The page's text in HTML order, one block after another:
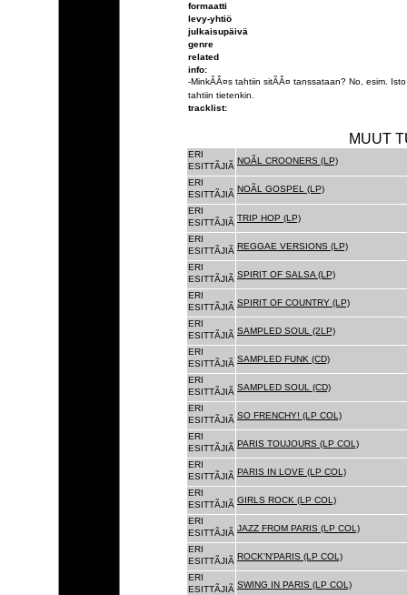
formaatti
levy-yhtiö
julkaisupäivä
genre
related
info:
-MinkÃÂ¤s tahtiin sitÃÂ¤ tanssataan? No, esim.
tahtiin tietenkin.
tracklist:
MUUT
ERI
ESITTÃJIÃ
NOÃL CROONERS (LP)
ERI
ESITTÃJIÃ
NOÃL GOSPEL (LP)
ERI
ESITTÃJIÃ TRIP HOP (LP)
ERI
ESITTÃJIÃ REGGAE VERSIONS (LP)
ERI
ESITTÃJIÃ SPIRIT OF SALSA (LP)
ERI
ESITTÃJIÃ SPIRIT OF COUNTRY (LP)
ERI
ESITTÃJIÃ SAMPLED SOUL (2LP)
ERI
ESITTÃJIÃ SAMPLED FUNK (CD)
ERI
ESITTÃJIÃ SAMPLED SOUL (CD)
ERI
ESITTÃJIÃ SO FRENCHY! (LP COL)
ERI
ESITTÃJIÃ PARIS TOUJOURS (LP COL)
ERI
ESITTÃJIÃ PARIS IN LOVE (LP COL)
ERI
ESITTÃJIÃ GIRLS ROCK (LP COL)
ERI
ESITTÃJIÃ JAZZ FROM PARIS (LP COL)
ERI
ESITTÃJIÃ ROCK'N'PARIS (LP COL)
ERI
ESITTÃJIÃ SWING IN PARIS (LP COL)